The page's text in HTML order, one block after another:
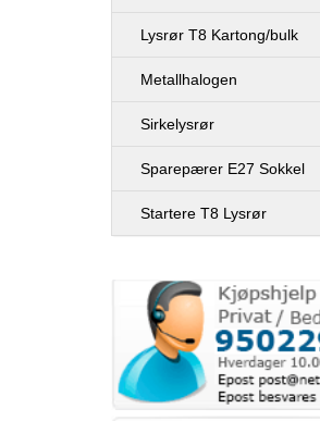
Lysrør T8 Kartong/bulk
Metallhalogen
Sirkelysrør
Sparepærer E27 Sokkel
Startere T8 Lysrør